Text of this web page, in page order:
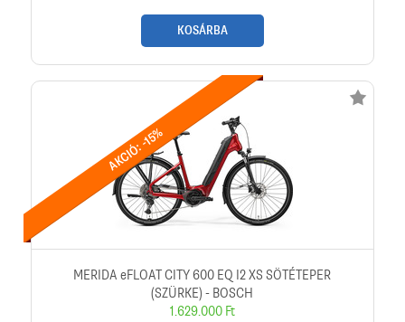
KOSÁRBA
AKCIÓ: -15%
MERIDA eFLOAT CITY 600 EQ I2 XS SÖTÉTEPER
(SZÜRKE) - BOSCH
1.629.000 Ft